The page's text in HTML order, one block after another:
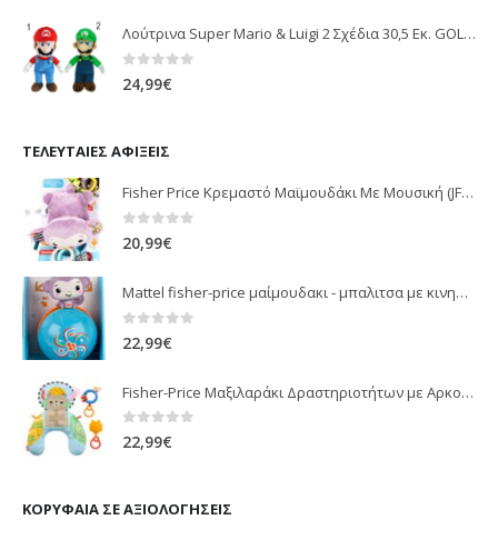
Λούτρινα Super Mario & Luigi 2 Σχέδια 30,5 Εκ. GOL13769
0 out of 5
24,99€
ΤΕΛΕΥΤΑΊΕΣ ΑΦΊΞΕΙΣ
Fisher Price Κρεμαστό Μαϊμουδάκι Με Μουσική (JFF02)
0 out of 5
20,99€
Mattel fisher-price μαίμουδακι - μπαλιτσα με κινηση JLB95
22,99€
Fisher-Price Μαξιλαράκι Δραστηριοτήτων με Αρκουδάκι (JHB44)
0 out of 5
22,99€
ΚΟΡΥΦΑΊΑ ΣΕ ΑΞΙΟΛΟΓΉΣΕΙΣ